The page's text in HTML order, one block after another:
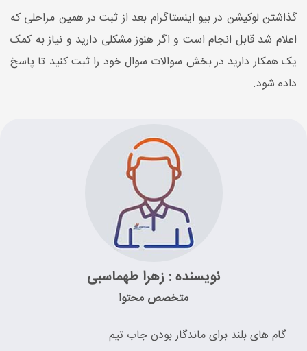
گذاشتن لوکیشن در بیو اینستاگرام بعد از ثبت در همین مراحلی که
اعلام شد قابل انجام است و اگر هنوز مشکلی دارید و نیاز به کمک
یک همکار دارید در بخش سوالات سوال خود را ثبت کنید تا پاسخ
داده شود.
نویسنده : زهرا طهماسبی
متخصص محتوا
گام های بلند برای ماندگار بودن جاب تیم